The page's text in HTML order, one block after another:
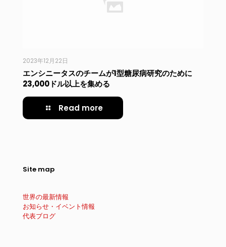
2023年12月22日
エンシニータスのチームが1型糖尿病研究のために
23,000ドル以上を集める
Read more
Site map
世界の最新情報
お知らせ・イベント情報
代表ブログ